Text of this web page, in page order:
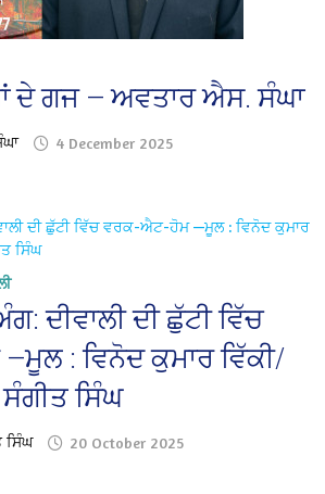
ਦੇ ਗਜ — ਅਵਤਾਰ ਐਸ. ਸੰਘਾ
4 December 2025
ਦੀਵਾਲੀ ਦੀ ਛੁੱਟੀ ਵਿੱਚ
: ਵਿਨੋਦ ਕੁਮਾਰ ਵਿੱਕੀ/
ਸਿੰਘ
ਸਿੰਘ 20 October 2025